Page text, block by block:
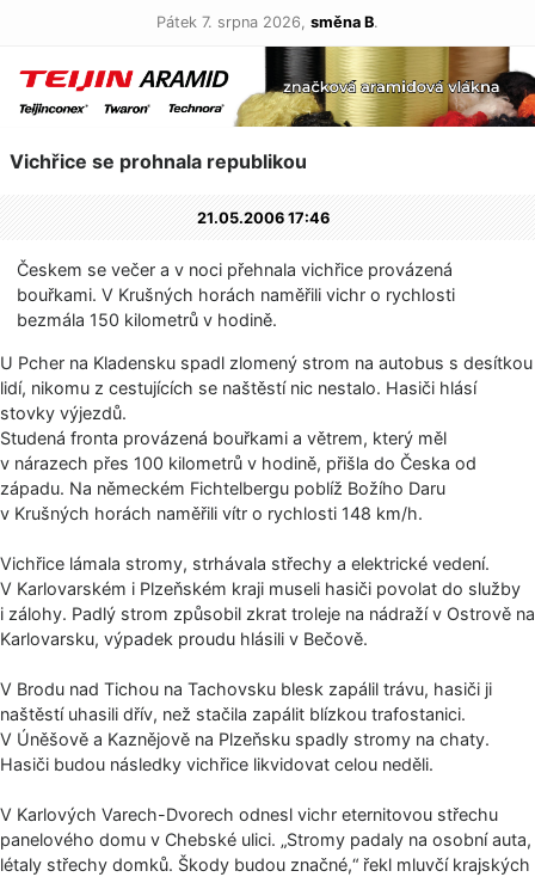
Pátek 7. srpna 2026, směna B.
Vichřice se prohnala republikou
21.05.2006 17:46
Českem se večer a v noci přehnala vichřice provázená
bouřkami. V Krušných horách naměřili vichr o rychlosti
bezmála 150 kilometrů v hodině.
U Pcher na Kladensku spadl zlomený strom na autobus s desítkou
lidí, nikomu z cestujících se naštěstí nic nestalo. Hasiči hlásí
stovky výjezdů.
Studená fronta provázená bouřkami a větrem, který měl
v nárazech přes 100 kilometrů v hodině, přišla do Česka od
západu. Na německém Fichtelbergu poblíž Božího Daru
v Krušných horách naměřili vítr o rychlosti 148 km/h.
Vichřice lámala stromy, strhávala střechy a elektrické vedení.
V Karlovarském i Plzeňském kraji museli hasiči povolat do služby
i zálohy. Padlý strom způsobil zkrat troleje na nádraží v Ostrově na
Karlovarsku, výpadek proudu hlásili v Bečově.
V Brodu nad Tichou na Tachovsku blesk zapálil trávu, hasiči ji
naštěstí uhasili dřív, než stačila zapálit blízkou trafostanici.
V Úněšově a Kaznějově na Plzeňsku spadly stromy na chaty.
Hasiči budou následky vichřice likvidovat celou neděli.
V Karlových Varech-Dvorech odnesl vichr eternitovou střechu
panelového domu v Chebské ulici. „Stromy padaly na osobní auta,
létaly střechy domků. Škody budou značné,“ řekl mluvčí krajských